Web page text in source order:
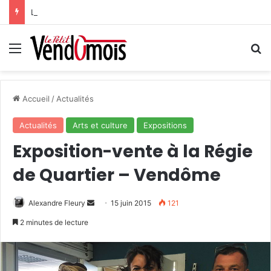
La CLCV vous informe
Menu
Accueil / Actualités
Actualités Arts et culture Expositions
Exposition-vente à la Régie
de Quartier – Vendôme
Alexandre Fleury
y
15 juin 2015 121
2 minutes de lecture